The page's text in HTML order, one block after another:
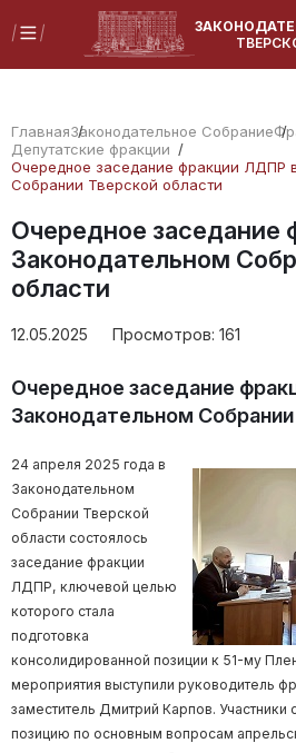
ГлавнаяЗаконодательное Собрание
Депутатские фракции
Очередное заседание фракции ЛДПР
Собрании Тверской области
Очередное заседание
Законодательном
области
12.05.2025 Просмотров: 161
Очередное заседание
Законодательном
24 апреля 2025 года в
Законодательном
Собрании Тверской
области состоялось
заседание фракции
ЛДПР, ключевой целью
которого стала
подготовка
консолидированной позиции к 51-му
мероприятия выступили руководитель
заместитель Дмитрий Карпов.
позицию по основным вопросам